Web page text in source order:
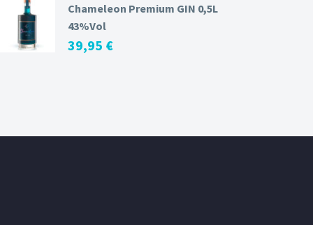
Chameleon Premium GIN 0,5L
43%Vol
39,95 €